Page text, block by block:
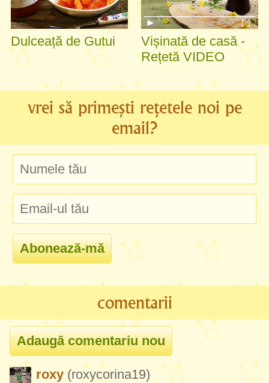
Dulceață de Gutui
Vișinată de casă -
Rețetă VIDEO
vrei să primești rețetele noi pe
email?
comentarii
roxy (roxycorina19)